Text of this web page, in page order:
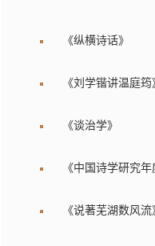
《纵横诗话》
《刘学锴讲温庭筠
《谈治学》
《中国诗学研究
《说著芜湖数风流